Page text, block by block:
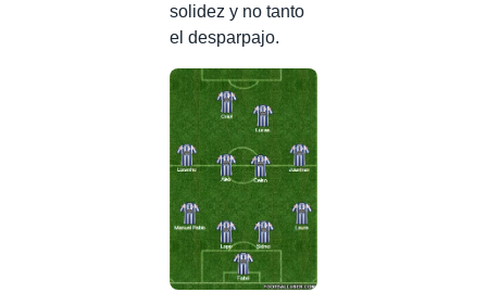
solidez y no tanto
el desparpajo.